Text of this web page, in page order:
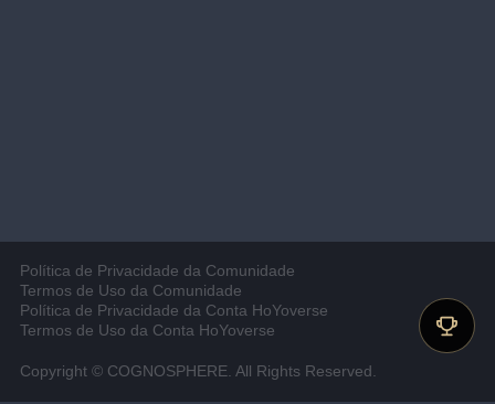
Política de Privacidade da Comunidade
Termos de Uso da Comunidade
Política de Privacidade da Conta HoYoverse
Termos de Uso da Conta HoYoverse
Copyright © COGNOSPHERE. All Rights Reserved.